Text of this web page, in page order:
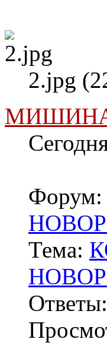
2.jpg
Форум:
Тема:
Ответы: